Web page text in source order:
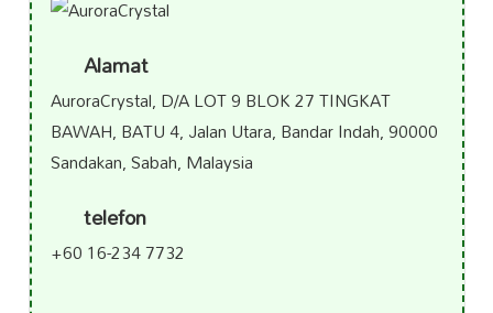
Alamat
AuroraCrystal, D/A LOT 9 BLOK 27 TINGKAT
BAWAH, BATU 4, Jalan Utara, Bandar Indah, 90000
Sandakan, Sabah, Malaysia
telefon
+60 16-234 7732